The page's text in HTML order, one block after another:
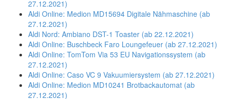
27.12.2021)
Aldi Online: Medion MD15694 Digitale Nähmaschine (ab
27.12.2021)
Aldi Nord: Ambiano DST-1 Toaster (ab 22.12.2021)
Aldi Online: Buschbeck Faro Loungefeuer (ab 27.12.2021)
Aldi Online: TomTom Via 53 EU Navigationssystem (ab
27.12.2021)
Aldi Online: Caso VC 9 Vakuumiersystem (ab 27.12.2021)
Aldi Online: Medion MD10241 Brotbackautomat (ab
27.12.2021)